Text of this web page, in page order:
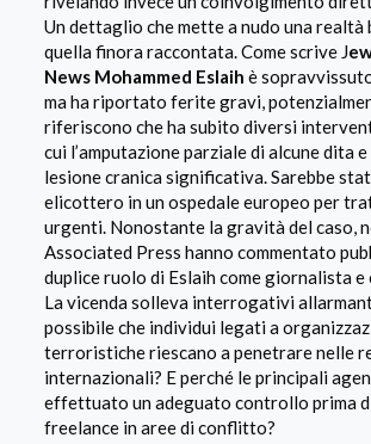
Un dettaglio che mette a nudo una realtà
quella finora raccontata. Come scrive J
News Mohammed Eslaih è
ma ha riportato ferite gravi,
riferiscono che ha subito diversi
cui l’amputazione parziale di alcune dita
lesione cranica significativa. Sarebbe
elicottero in un ospedale europeo per
urgenti. Nonostante la gravità del caso,
Associated Press hanno commentato
duplice ruolo di Eslaih come giornalista
La vicenda solleva interrogativi
possibile che individui legati a
terroristiche riescano a penetrare nelle
internazionali? E perché le principali
effettuato un adeguato controllo prima
freelance in aree di conflitto?